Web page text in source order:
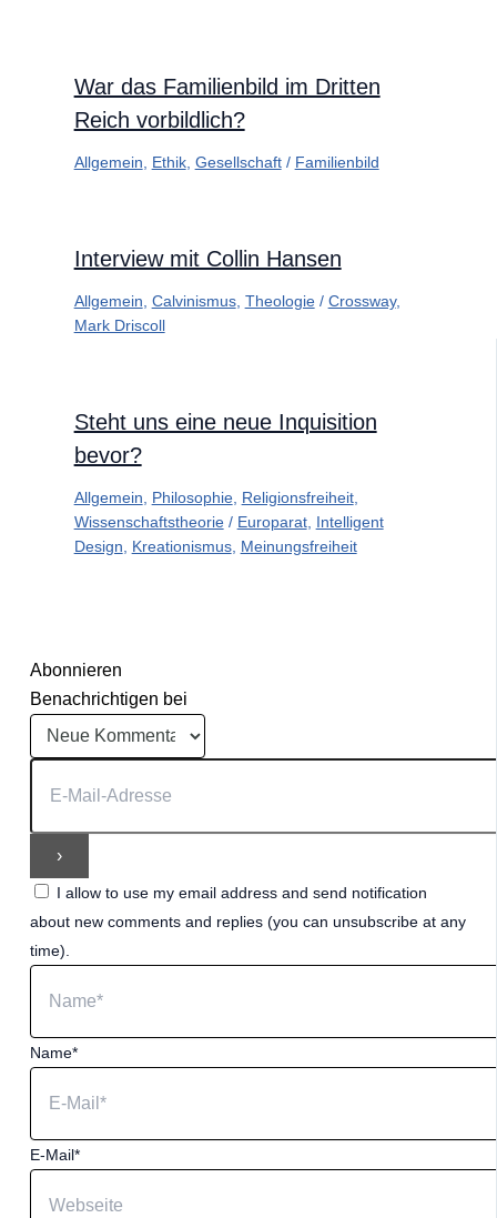
War das Familienbild im Dritten
Reich vorbildlich?
Allgemein Ethik, Gesellschaft/ Familienbild
Interview mit Collin Hansen
Allgemein Calvinismus, Theologie/ Crossway,
Mark Driscoll
Steht uns eine neue Inquisition
bevor?
Allgemein Philosophie, Religionsfreiheit,
Wissenschaftstheorie/ Europarat, Intelligent
Design
Kreationismus, Meinungsfreiheit
Abonnieren
Benachrichtigen bei
I allow to use my email address and send notification
about new comments and replies (you can unsubscribe at any
time).
Name*
E-Mail*